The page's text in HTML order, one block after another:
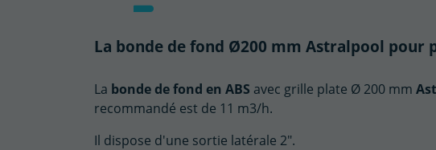
La bonde de fond Ø200 mm Astralpool pour
La bonde de fond en ABS avec grille plate Ø 200 mm
recommandé est de 11 m3/h.
Il dispose d'une sortie latérale 2".